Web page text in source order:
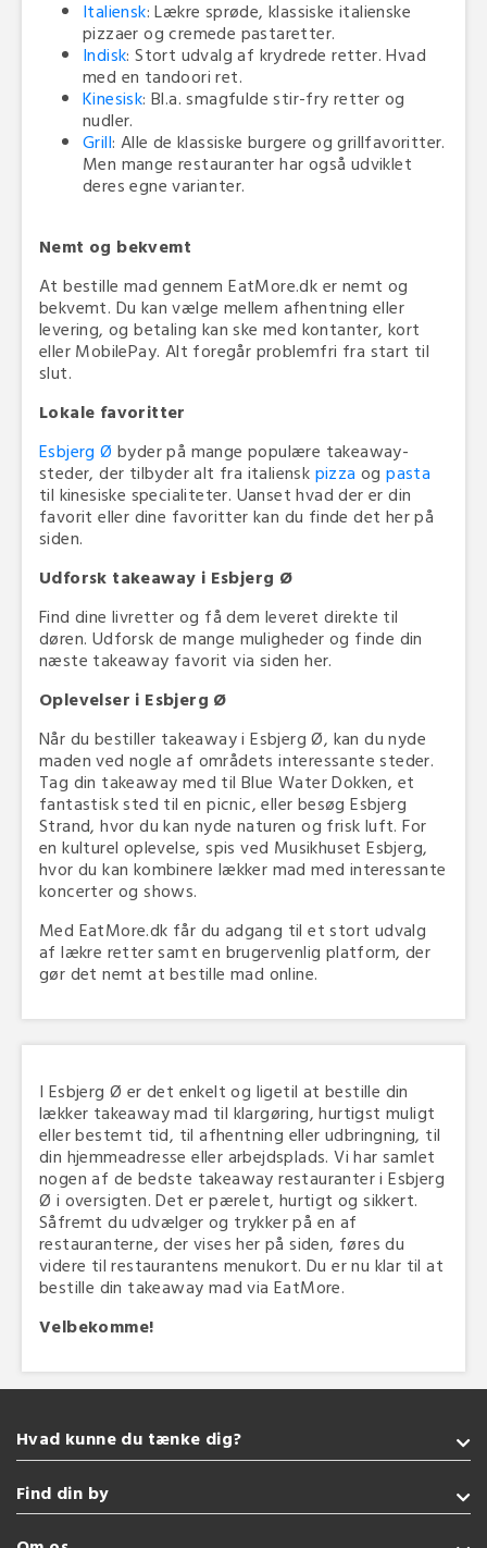
Italiensk: Lækre sprøde, klassiske italienske
pizzaer og cremede pastaretter.
Indisk: Stort udvalg af krydrede retter. Hvad
med en tandoori ret.
Kinesisk: Bl.a. smagfulde stir-fry retter og
nudler.
Grill: Alle de klassiske burgere og grillfavoritter.
Men mange restauranter har også udviklet
deres egne varianter.
Nemt og bekvemt
At bestille mad gennem EatMore.dk er nemt og
bekvemt. Du kan vælge mellem afhentning eller
levering, og betaling kan ske med kontanter, kort
eller MobilePay. Alt foregår problemfri fra start til
slut.
Lokale favoritter
Esbjerg Ø byder på mange populære takeaway-
steder, der tilbyder alt fra italiensk pizza ogpasta
til kinesiske specialiteter. Uanset hvad der er din
favorit eller dine favoritter kan du finde det her på
siden.
Udforsk takeaway i Esbjerg Ø
Find dine livretter og få dem leveret direkte til
døren. Udforsk de mange muligheder og finde din
næste takeaway favorit via siden her.
Oplevelser i Esbjerg Ø
Når du bestiller takeaway i Esbjerg Ø, kan du nyde
maden ved nogle af områdets interessante steder.
Tag din takeaway med til Blue Water Dokken, et
fantastisk sted til en picnic, eller besøg Esbjerg
Strand, hvor du kan nyde naturen og frisk luft. For
en kulturel oplevelse, spis ved Musikhuset Esbjerg,
hvor du kan kombinere lækker mad med interessante
koncerter og shows.
Med EatMore.dk får du adgang til et stort udvalg
af lækre retter samt en brugervenlig platform, der
gør det nemt at bestille mad online.
I Esbjerg Ø er det enkelt og ligetil at bestille din
lækker takeaway mad til klargøring, hurtigst muligt
eller bestemt tid, til afhentning eller udbringning, til
din hjemmeadresse eller arbejdsplads. Vi har samlet
nogen af de bedste takeaway restauranter i Esbjerg
Ø i oversigten. Det er pærelet, hurtigt og sikkert.
Såfremt du udvælger og trykker på en af
restauranterne, der vises her på siden, føres du
videre til restaurantens menukort. Du er nu klar til at
bestille din takeaway mad via EatMore.
Velbekomme!
Hvad kunne du tænke dig?
Takeaway
Pizza
Find din by
Sønderborg